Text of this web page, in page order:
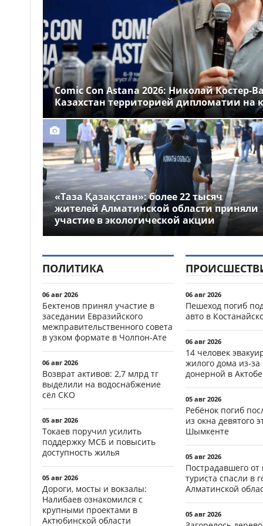
14:00
Более 1 млн тг: кому в
Казахстане предлагали
самые высокие зарплаты
12:55
Стало известно, на
какие специальности
выделили больше всего
грантов в Казахстане
Comic Con Astana 2026: Николай Костер-
Казахстан территорией дипломатии на
«Таза Қазақстан»: более 22 тысяч
жителей Алматинской области приняли
участие в экологической акции
ПОЛИТИКА
06 авг 2026
Бектенов принял участие в
заседании Евразийского
межправительственного совета
в узком формате в Чолпон-Ате
06 авг 2026
Возврат активов: 2,7 млрд тг
выделили на водоснабжение
сёл СКО
05 авг 2026
Токаев поручил усилить
поддержку МСБ и повысить
доступность жилья
05 авг 2026
Дороги, мосты и вокзалы:
Налибаев ознакомился с
крупными проектами в
Актюбинской области
06 авг 2026
Пешеход погиб
авто в
06 авг 2026
14 человек
жилого дома из-
донерной в Актобе
05 авг 2026
Ребёнок погиб
из окна девятого
Шымкенте
05 авг 2026
Пострадавшего от
туриста спасли в
Алматинской
05 авг 2026